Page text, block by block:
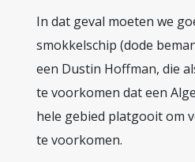
In dat geval moeten we
smokkelschip (dode
een Dustin Hoffman, die
te voorkomen dat een
hele gebied platgooit om
te voorkomen.